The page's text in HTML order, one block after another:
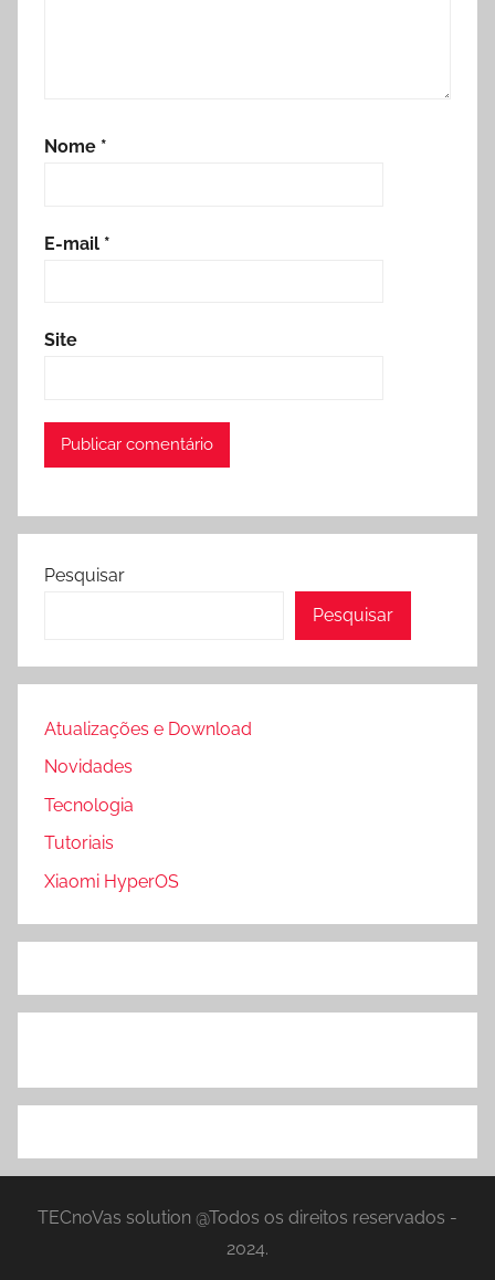
Nome *
E-mail *
Site
Pesquisar
Pesquisar
Atualizações e Download
Novidades
Tecnologia
Tutoriais
Xiaomi HyperOS
TECnoVas solution @Todos os direitos reservados -
2024.